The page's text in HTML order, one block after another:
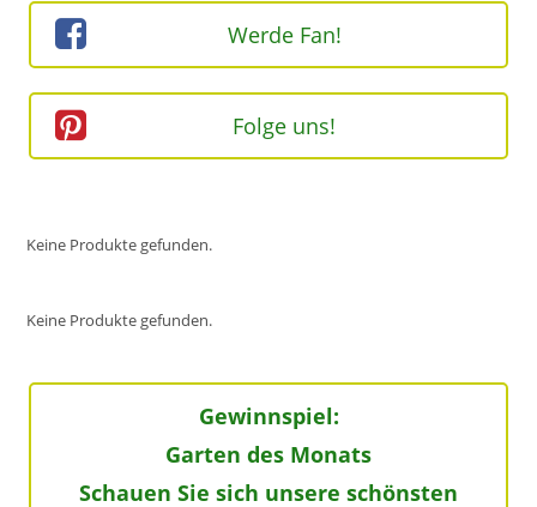
Werde Fan!
Folge uns!
Keine Produkte gefunden.
Keine Produkte gefunden.
Gewinnspiel:
Garten des Monats
Schauen Sie sich unsere schönsten